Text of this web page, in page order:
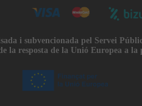
i subvencionada pel Servei
la resposta de la Unió Europea a